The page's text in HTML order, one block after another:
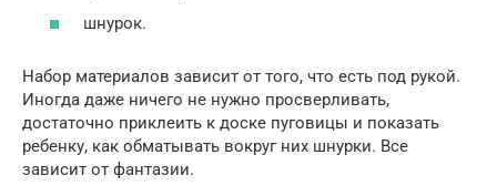
шнурок.
Набор материалов зависит от того, что есть под рукой.
Иногда даже ничего не нужно просверливать,
достаточно приклеить к доске пуговицы и показать
ребенку, как обматывать вокруг них шнурки. Все
зависит от фантазии.